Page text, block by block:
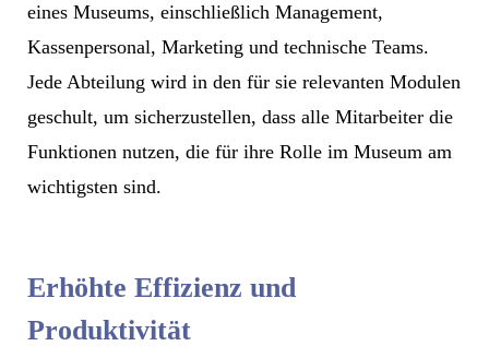
eines Museums, einschließlich Management,
Kassenpersonal, Marketing und technische Teams.
Jede Abteilung wird in den für sie relevanten Modulen
geschult, um sicherzustellen, dass alle Mitarbeiter die
Funktionen nutzen, die für ihre Rolle im Museum am
wichtigsten sind.
Erhöhte Effizienz und
Produktivität